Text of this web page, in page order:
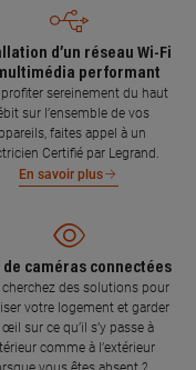
d’un réseau Wi-Fi
performant
profiter sereinement du haut
sur l’ensemble de vos
faites appel à un
Certifié par Legrand.
En savoir plus
de caméras connectées
cherchez des solutions pour
votre logement et garder
sur ce qu’il s’y passe à
comme à l’extérieur